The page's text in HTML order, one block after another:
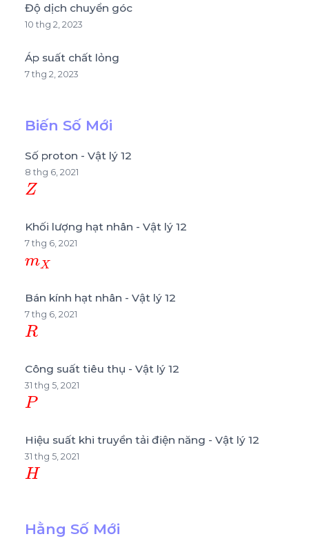
Độ dịch chuyển góc
10 thg 2, 2023
Áp suất chất lỏng
7 thg 2, 2023
Biến Số Mới
Số proton - Vật lý 12
8 thg 6, 2021
Z
Khối lượng hạt nhân - Vật lý 12
7 thg 6, 2021
mX
Bán kính hạt nhân - Vật lý 12
7 thg 6, 2021
R
Công suất tiêu thụ - Vật lý 12
31 thg 5, 2021
P
Hiệu suất khi truyền tải điện năng - Vật lý 12
31 thg 5, 2021
H
Hằng Số Mới